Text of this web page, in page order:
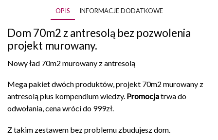
OPIS INFORMACJE DODATKOWE
Dom 70m2 z antresolą bez pozwolenia
projekt murowany.
Nowy ład 70m2 murowany z antresolą
Mega pakiet dwóch produktów, projekt 70m2 murowany z
antresolą plus kompendium wiedzy. Promocjatrwa do
odwołania, cena wróci do 999zł.
Z takim zestawem bez problemu zbudujesz dom.